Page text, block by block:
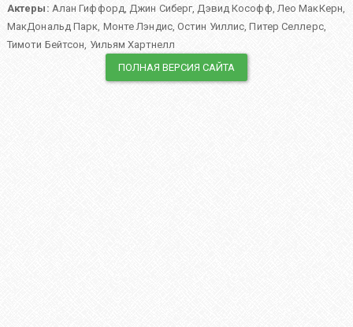
Актеры: Алан Гиффорд,Джин Сиберг,Дэвид Кософф, Лео МакКерн,
МакДональд Парк, Монте Лэндис,Остин Уиллис,Питер Селлерс,
Тимоти Бейтсон, Уильям Хартнелл
ПОЛНАЯ ВЕРСИЯ САЙТА